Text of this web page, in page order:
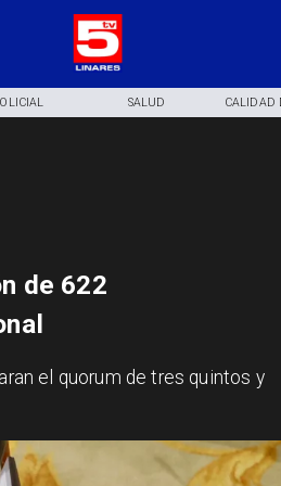
SALUD CALIDAD
de 622
el quorum de tres quintos y